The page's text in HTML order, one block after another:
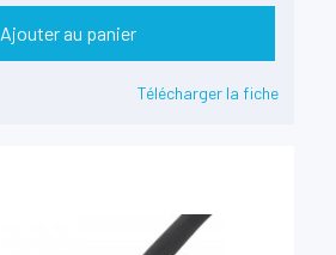
Ajouter au panier
Télécharger la fiche